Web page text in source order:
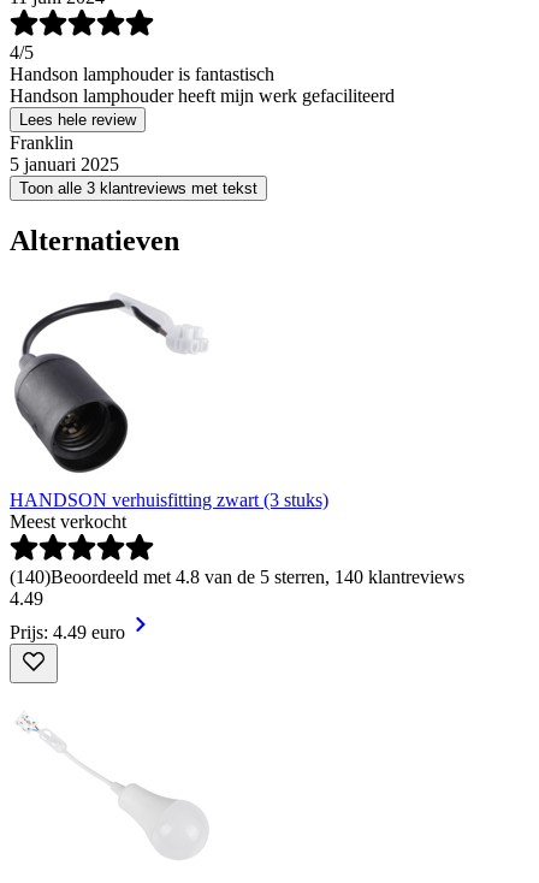
4/5
Handson lamphouder is fantastisch
Handson lamphouder heeft mijn werk gefaciliteerd
Lees hele review
Franklin
5 januari 2025
Toon alle 3 klantreviews met tekst
Alternatieven
HANDSON verhuisfitting zwart (3 stuks)
Meest verkocht
(140)Beoordeeld met 4.8 van de 5 sterren, 140 klantreviews
4.49
Prijs: 4.49 euro